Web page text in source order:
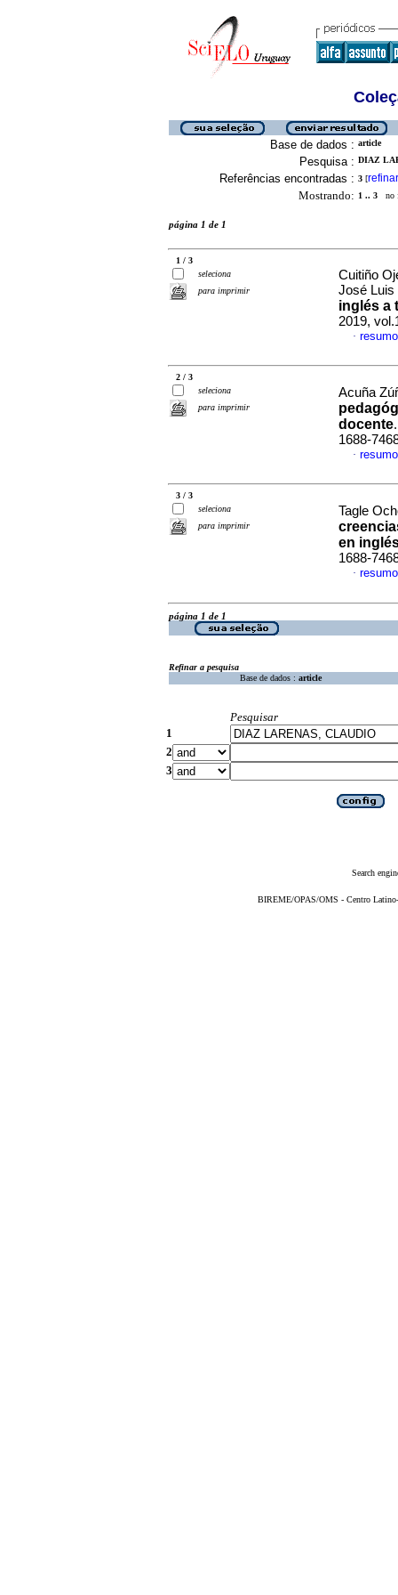
Base de dados : article
Pesquisa : DIAZ
Referências encontradas : 3 [refinar
Mostrando: 1 .. 3 no
página 1 de 1
1 / 3
seleciona
para imprimir
Cuitiño
José Luis
inglés a
2019,
·
2 / 3
seleciona
para imprimir
Acuña
docente
1688-
·
3 / 3
seleciona
para imprimir
Tagle
en
1688-
·
página 1 de 1
Refinar a pesquisa
Base de dados : article
Pesquisar
1
2
3
Search
BIREME/OPAS/OMS - Centro Latino-